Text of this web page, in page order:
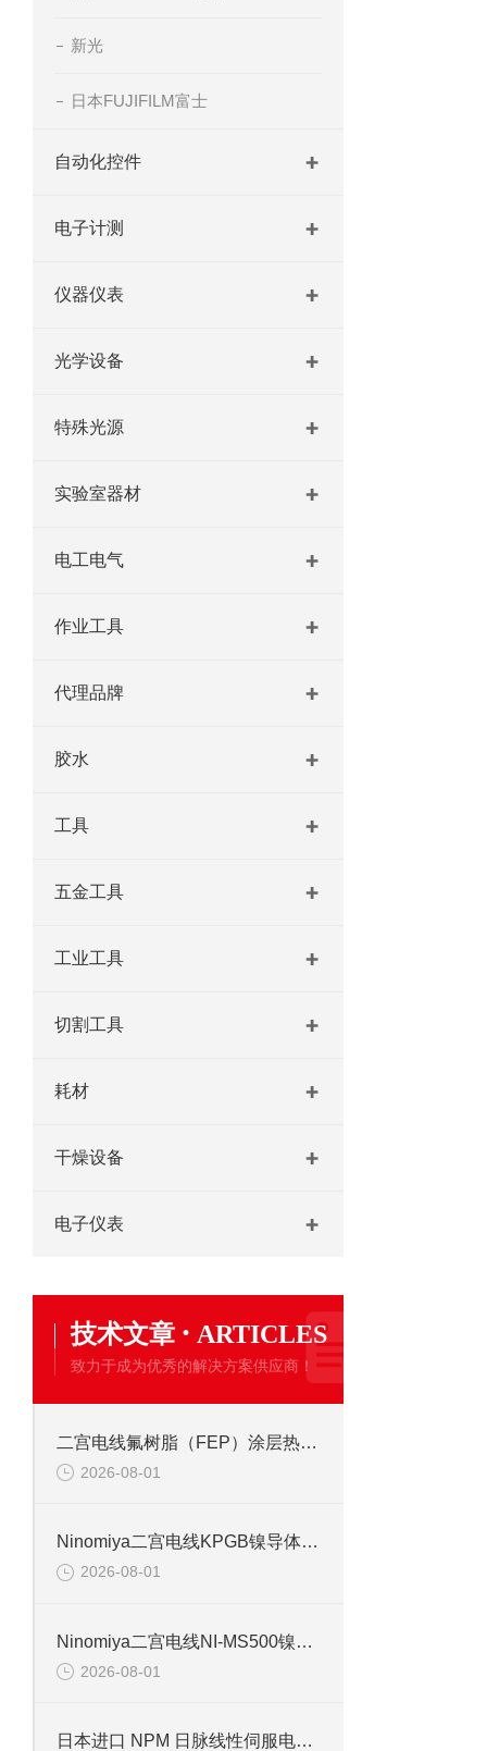
新光
日本FUJIFILM富士
自动化控件
电子计测
仪器仪表
光学设备
特殊光源
实验室器材
电工电气
作业工具
代理品牌
胶水
工具
五金工具
工业工具
切割工具
耗材
干燥设备
电子仪表
技术文章 · ARTICLES
致力于成为优秀的解决方案供应商！
二宫电线氟树脂（FEP）涂层热电偶线的特点
2026-08-01
Ninomiya二宫电线KPGB镍导体聚酰亚胺胶带缠绕玻璃编织线 220℃
2026-08-01
Ninomiya二宫电线NI-MS500镍导体硅玻璃编织线选型资料
2026-08-01
日本进口 NPM 日脉线性伺服电机，适配半导体精密传动